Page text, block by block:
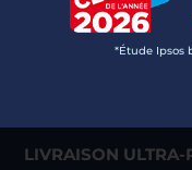
*Étude Ipsos
LIVRAISON ULTRA-